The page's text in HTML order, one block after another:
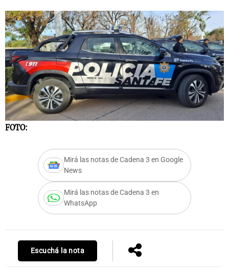
FOTO:
Mirá las notas de Cadena 3 en Google
News
Mirá las notas de Cadena 3 en
WhatsApp
Escuchá la nota
Mundial 2026
Notas
Cadena 3